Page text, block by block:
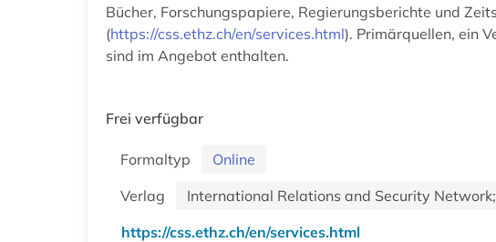
Bücher, Forschungspapiere, Regierungsberichte und
(https://css.ethz.ch/en/services.html). Primärquellen, ein
sind im Angebot enthalten.
Frei verfügbar
Formaltyp
Online
Verlag
International Relations and Security
https://css.ethz.ch/en/services.html